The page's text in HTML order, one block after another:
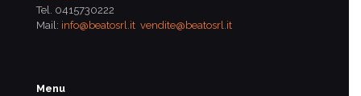
Tel. 0415730222
Mail: info@beatosrl.it vendite@beatosrl.it
Menu